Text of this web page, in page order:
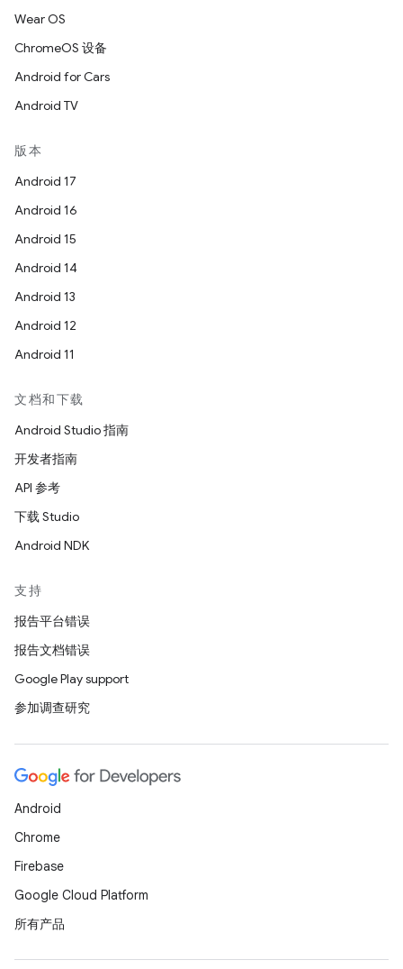
Wear OS
ChromeOS 设备
Android for Cars
Android TV
版本
Android 17
Android 16
Android 15
Android 14
Android 13
Android 12
Android 11
文档和下载
Android Studio 指南
开发者指南
API 参考
下载 Studio
Android NDK
支持
报告平台错误
报告文档错误
Google Play support
参加调查研究
Android
Chrome
Firebase
Google Cloud Platform
所有产品